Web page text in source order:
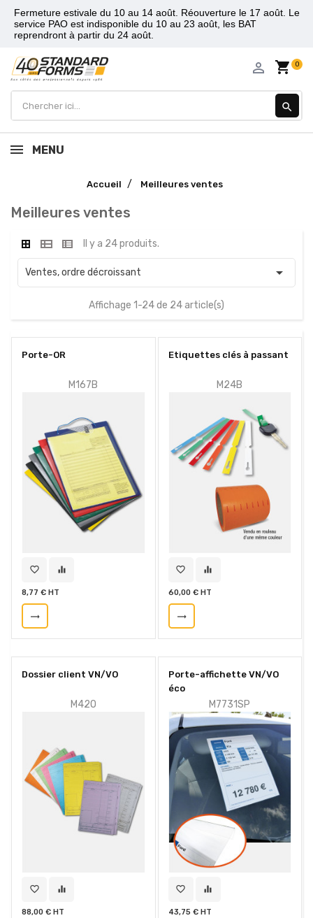
Fermeture estivale du 10 au 14 août. Réouverture le 17 août. Le
service PAO est indisponible du 10 au 23 août, les BAT
reprendront à partir du 24 août.
shopping_cart 0
person_outline
search
MENU
Accueil Meilleures ventes
Meilleures ventes
Il y a 24 produits.
Ventes, ordre décroissant 
Affichage 1-24 de 24 article(s)
Porte-OR
M167B
favorite_border equalizer
8,77 € HT
trending_flat
Etiquettes clés à passant
M24B
favorite_border equalizer
60,00 € HT
trending_flat
Dossier client VN/VO
M42O
favorite_border equalizer
88,00 € HT
Porte-affichette VN/VO
éco
M7731SP
favorite_border equalizer
43,75 € HT